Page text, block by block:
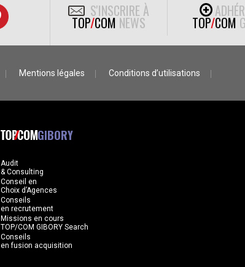
S'INSCRIRE À
TOP/COM NEWS TOP/COM
Mentions légales Conditions d’utilisations
GIBORY
Audit
& Consulting
Conseil en
Choix d’Agences
Conseils
en recrutement
Missions en cours
TOP/COM GIBORY Search
Conseils
en fusion acquisition